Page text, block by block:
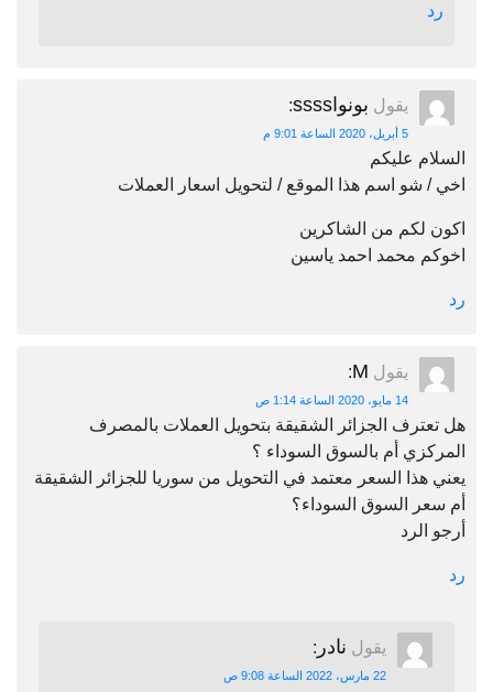
رد
يقول بونواssss :
5 أبريل، 2020 الساعة 9:01 م
السلام عليكم
اخي / شو اسم هذا الموقع / لتحويل اسعار العملات
اكون لكم من الشاكرين
اخوكم محمد احمد ياسين
رد
يقول M
:
14 مايو، 2020 الساعة 1:14 ص
هل تعترف الجزائر الشقيقة بتحويل العملات بالمصرف
المركزي أم بالسوق السوداء ؟
يعني هذا السعر معتمد في التحويل من سوريا للجزائر الشقيقة
أم سعر السوق السوداء؟
أرجو الرد
رد
يقول نادر :
22 مارس، 2022 الساعة 9:08 ص